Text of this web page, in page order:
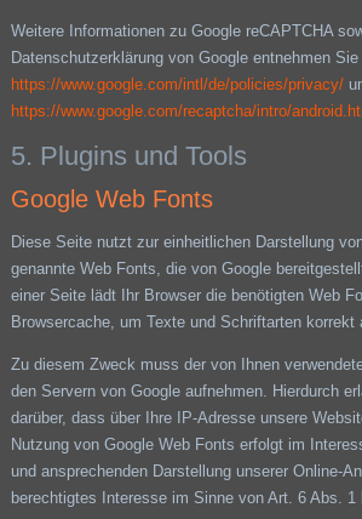
Weitere Informationen zu Google reCAPTCHA
Datenschutzerklärung von Google entnehmen
https://www.google.com/intl/de/policies/privacy/
https://www.google.com/recaptcha/intro/
5. Plugins und Tools
Google Web Fonts
Diese Seite nutzt zur einheitlichen Darstellung
genannte Web Fonts, die von Google
einer Seite lädt Ihr Browser die benötigten Web
Browsercache, um Texte und Schriftarten korrekt
Zu diesem Zweck muss der von Ihnen
den Servern von Google aufnehmen. Hierdurch
darüber, dass über Ihre IP-Adresse unsere
Nutzung von Google Web Fonts erfolgt im
und ansprechenden Darstellung unserer Online-
berechtigtes Interesse im Sinne von Art. 6 Abs. 1